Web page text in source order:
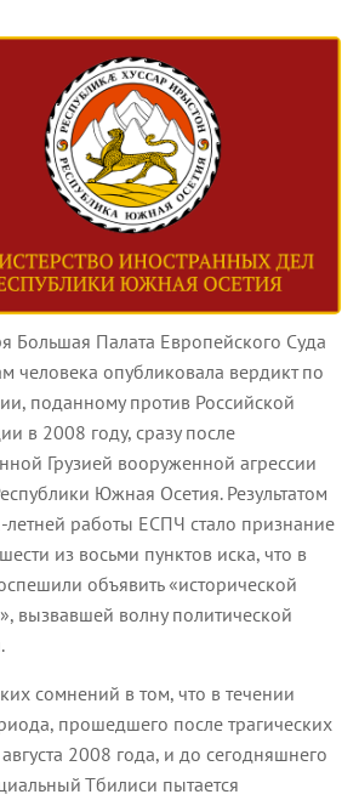
Большая Палата Европейского Суда
человека опубликовала вердикт по
поданному против Российской
в 2008 году, сразу после
Грузией вооруженной агрессии
Южная Осетия. Результатом
летней работы ЕСПЧ стало признание
из восьми пунктов иска, что в
объявить «исторической
вызвавшей волну политической
сомнений в том, что в течении
прошедшего после трагических
2008 года, и до сегодняшнего
Тбилиси пытается